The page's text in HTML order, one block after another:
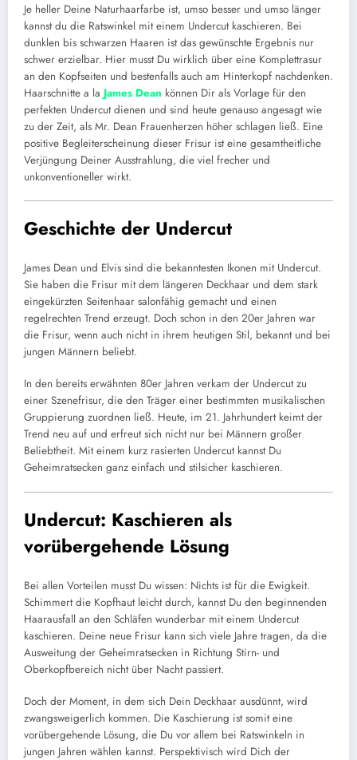
Je heller Deine Naturhaarfarbe ist, umso besser und umso länger
kannst du die Ratswinkel mit einem Undercut kaschieren. Bei
dunklen bis schwarzen Haaren ist das gewünschte Ergebnis nur
schwer erzielbar. Hier musst Du wirklich über eine Komplettrasur
an den Kopfseiten und bestenfalls auch am Hinterkopf nachdenken.
Haarschnitte a la James Dean können Dir als Vorlage für den
perfekten Undercut dienen und sind heute genauso angesagt wie
zu der Zeit, als Mr. Dean Frauenherzen höher schlagen ließ. Eine
positive Begleiterscheinung dieser Frisur ist eine gesamtheitliche
Verjüngung Deiner Ausstrahlung, die viel frecher und
unkonventioneller wirkt.
Geschichte der Undercut
James Dean und Elvis sind die bekanntesten Ikonen mit Undercut.
Sie haben die Frisur mit dem längeren Deckhaar und dem stark
eingekürzten Seitenhaar salonfähig gemacht und einen
regelrechten Trend erzeugt. Doch schon in den 20er Jahren war
die Frisur, wenn auch nicht in ihrem heutigen Stil, bekannt und bei
jungen Männern beliebt.
In den bereits erwähnten 80er Jahren verkam der Undercut zu
einer Szenefrisur, die den Träger einer bestimmten musikalischen
Gruppierung zuordnen ließ. Heute, im 21. Jahrhundert keimt der
Trend neu auf und erfreut sich nicht nur bei Männern großer
Beliebtheit. Mit einem kurz rasierten Undercut kannst Du
Geheimratsecken ganz einfach und stilsicher kaschieren.
Undercut: Kaschieren als
vorübergehende Lösung
Bei allen Vorteilen musst Du wissen: Nichts ist für die Ewigkeit.
Schimmert die Kopfhaut leicht durch, kannst Du den beginnenden
Haarausfall an den Schläfen wunderbar mit einem Undercut
kaschieren. Deine neue Frisur kann sich viele Jahre tragen, da die
Ausweitung der Geheimratsecken in Richtung Stirn- und
Oberkopfbereich nicht über Nacht passiert.
Doch der Moment, in dem sich Dein Deckhaar ausdünnt, wird
zwangsweigerlich kommen. Die Kaschierung ist somit eine
vorübergehende Lösung, die Du vor allem bei Ratswinkeln in
jungen Jahren wählen kannst. Perspektivisch wird Dich der